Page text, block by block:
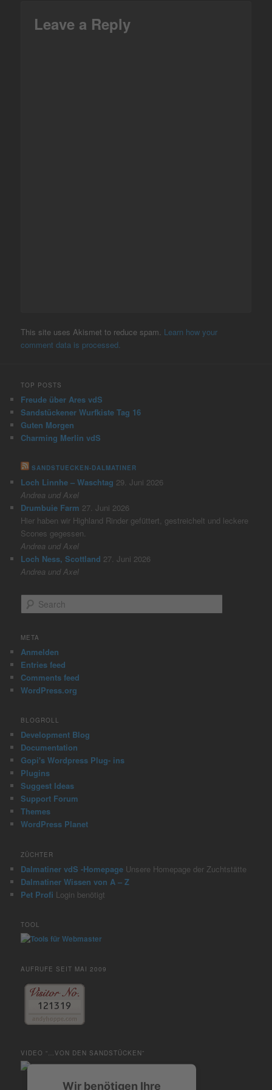
Leave a Reply
This site uses Akismet to reduce spam. Learn how your
comment data is processed.
TOP POSTS
Freude über Ares vdS
Sandstückener Wurfkiste Tag 16
Guten Morgen
Charming Merlin vdS
SANDSTUECKEN-DALMATINER
Loch Linnhe – Waschtag 29. Juni 2026
Andrea und Axel
Drumbuie Farm 27. Juni 2026
Hier haben wir Highland Rinder gefüttert, gestreichelt und leckere
Scones gegessen.
Andrea und Axel
Loch Ness, Scottland 27. Juni 2026
Andrea und Axel
e
r
h
META
Anmelden
Entries feed
Comments feed
WordPress.org
BLOGROLL
Development Blog
Documentation
Gopi's Wordpress Plug- ins
Plugins
Suggest Ideas
Support Forum
Themes
WordPress Planet
ZÜCHTER
Dalmatiner vdS -Homepage Unsere Homepage der Zuchtstätte
Dalmatiner Wissen von A – Z
Pet Profi Login benötigt
TOOL
AUFRUFE SEIT MAI 2009
VIDEO “…VON DEN SANDSTÜCKEN”
Wir benötigen Ihre